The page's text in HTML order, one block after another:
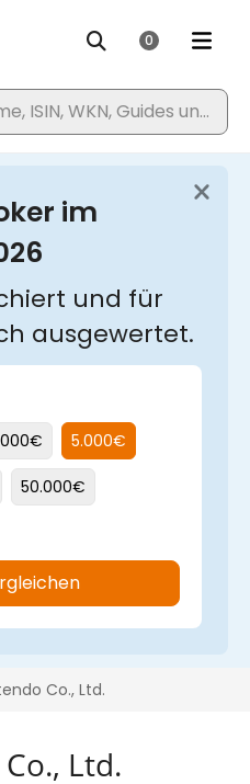
Ltd.